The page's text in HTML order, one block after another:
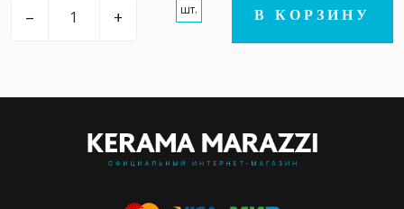
– + шт. В КОРЗИНУ